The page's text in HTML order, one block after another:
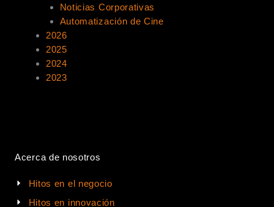
Noticias Corporativas
Automatización de Cine
2026
2025
2024
2023
Acerca de nosotros
Hitos en el negocio
Hitos en innovación